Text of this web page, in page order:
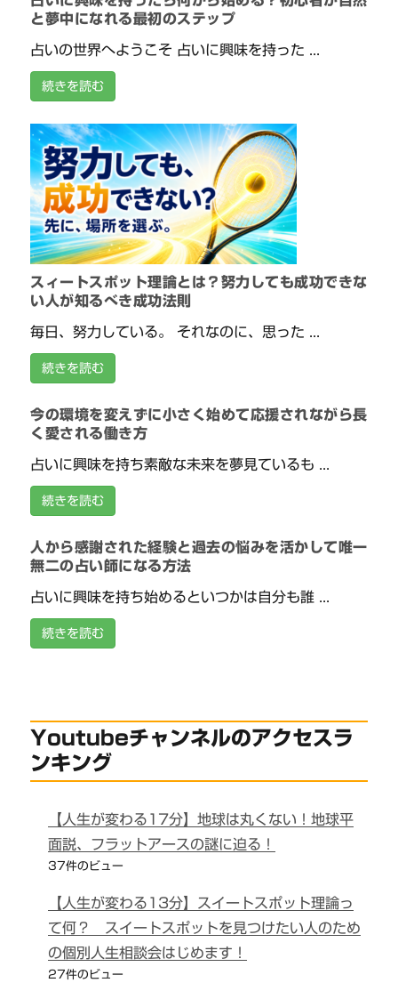
と夢中になれる最初のステップ
占いの世界へようこそ 占いに興味を持った ...
続きを読む
スィートスポット理論とは？努力しても成功できな
い人が知るべき成功法則
毎日、努力している。 それなのに、思った ...
続きを読む
今の環境を変えずに小さく始めて応援されながら長
く愛される働き方
占いに興味を持ち素敵な未来を夢見ているも ...
続きを読む
人から感謝された経験と過去の悩みを活かして唯一
無二の占い師になる方法
占いに興味を持ち始めるといつかは自分も誰 ...
続きを読む
Youtubeチャンネルのアクセスラ
ンキング
【人生が変わる17分】地球は丸くない！地球平
面説、フラットアースの謎に迫る！
37件のビュー
【人生が変わる13分】スイートスポット理論っ
て何？ スイートスポットを見つけたい人のため
の個別人生相談会はじめます！
27件のビュー